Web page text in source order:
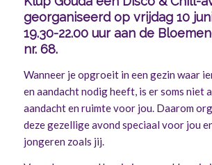
georganiseerd op vrijdag 10
19.30-22.00 uur aan de
nr. 68.
Wanneer je opgroeit in een gezin waar
en aandacht nodig heeft, is er soms niet
aandacht en ruimte voor jou. Daarom
deze gezellige avond speciaal voor jou
jongeren zoals jij.